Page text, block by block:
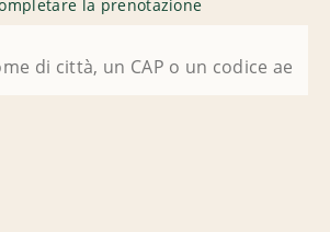
la prenotazione